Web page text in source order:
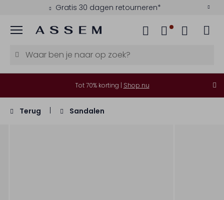
Gratis 30 dagen retourneren*
Menu
Tot 70% korting | Shop nu
Terug Sandalen